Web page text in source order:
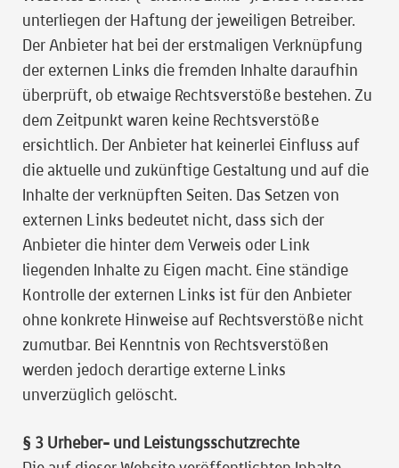
unterliegen der Haftung der jeweiligen Betreiber.
Der Anbieter hat bei der erstmaligen Verknüpfung
der externen Links die fremden Inhalte daraufhin
überprüft, ob etwaige Rechtsverstöße bestehen. Zu
dem Zeitpunkt waren keine Rechtsverstöße
ersichtlich. Der Anbieter hat keinerlei Einfluss auf
die aktuelle und zukünftige Gestaltung und auf die
Inhalte der verknüpften Seiten. Das Setzen von
externen Links bedeutet nicht, dass sich der
Anbieter die hinter dem Verweis oder Link
liegenden Inhalte zu Eigen macht. Eine ständige
Kontrolle der externen Links ist für den Anbieter
ohne konkrete Hinweise auf Rechtsverstöße nicht
zumutbar. Bei Kenntnis von Rechtsverstößen
werden jedoch derartige externe Links
unverzüglich gelöscht.
§ 3 Urheber- und Leistungsschutzrechte